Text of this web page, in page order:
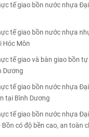
tế giao bồn nước nhựa
tế giao bồn nước nhựa
Hóc Môn
tế giao và bàn giao bồn
Dương
tế giao bồn nước nhựa
tại Bình Dương
tế giao bồn nước nhựa
Bồn có độ bền cao, an toàn